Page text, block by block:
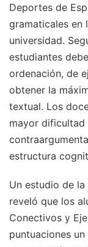
Deportes de
gramaticales en
universidad.
estudiantes
ordenación, de
obtener la
textual. Los
mayor dificultad
estructura
Un estudio de la
reveló que los
Conectivos y
puntuaciones